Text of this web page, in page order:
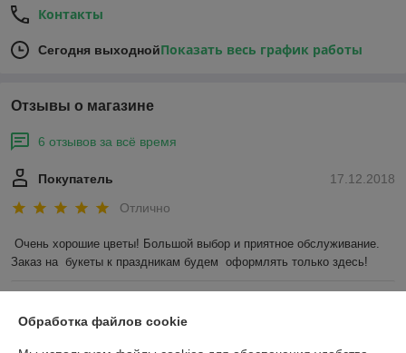
Контакты
Сегодня выходнойПоказать весь график работы
Отзывы о магазине
6 отзывов за всё время
17.12.2018
Покупатель
Отлично
Очень хорошие цветы! Большой выбор и приятное обслуживание.
Заказ на  букеты к праздникам будем  оформлять только здесь!
Обработка файлов cookie